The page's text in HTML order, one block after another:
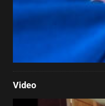
Video